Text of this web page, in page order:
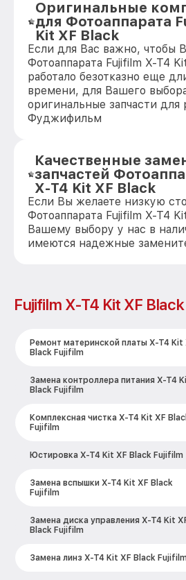
Оригинальные
для Фотоаппарата
Kit XF Black
Если для Вас важно, чтобы
Фотоаппарата Fujifilm X-T4
работало безотказно еще
времени, для Вашего
оригинальные запчасти для
Фуджифильм
Качественные
запчастей
X-T4 Kit XF Black
Если Вы желаете низкую
Фотоаппарата Fujifilm X-T4
Вашему выбору у нас в
имеются надежные
Fujifilm X-T4 Kit XF Black
Ремонт материнской платы X-T4 Kit
Black Fujifilm
Замена контроллера питания X-T4
Black Fujifilm
Комплексная чистка X-T4 Kit XF
Fujifilm
Юстировка X-T4 Kit XF Black Fujifilm
Замена вспышки X-T4 Kit XF Black
Fujifilm
Замена диска управления X-T4 Kit
Black Fujifilm
Замена линз X-T4 Kit XF Black